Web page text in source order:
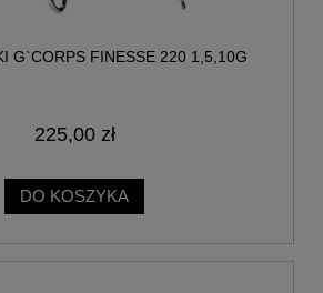
G`CORPS FINESSE 220 1,5,10G
225,00 zł
DO KOSZYKA